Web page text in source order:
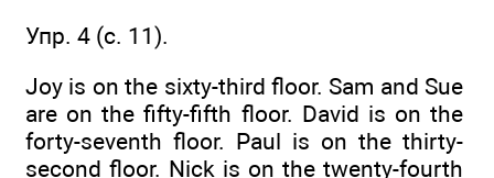
Упр. 4 (c. 11).
Joy is on the sixty-third floor. Sam and Sue
are on the fifty-fifth floor. David is on the
forty-seventh floor. Paul is on the thirty-
second floor. Nick is on the twenty-fourth